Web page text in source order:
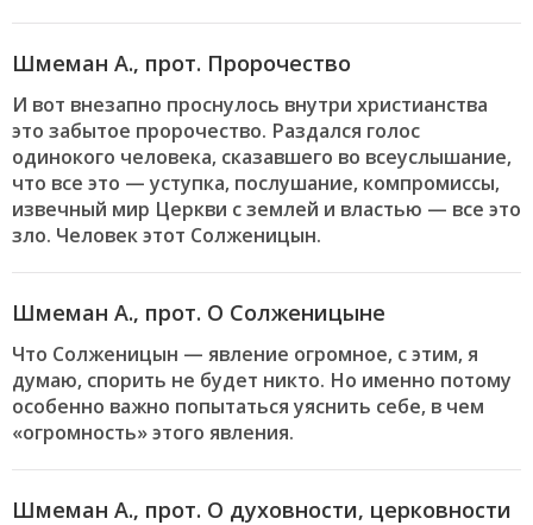
Шмеман А., прот. Пророчество
И вот внезапно проснулось внутри христианства
это забытое пророчество. Раздался голос
одинокого человека, сказавшего во всеуслышание,
что все это — уступка, послушание, компромиссы,
извечный мир Церкви с землей и властью — все это
зло. Человек этот Солженицын.
Шмеман А., прот. О Солженицыне
Что Солженицын — явление огромное, с этим, я
думаю, спорить не будет никто. Но именно потому
особенно важно попытаться уяснить себе, в чем
«огромность» этого явления.
Шмеман А., прот. О духовности, церковности